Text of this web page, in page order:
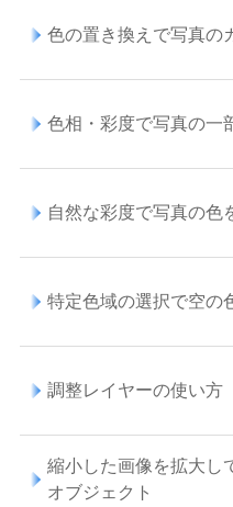
色の置き換えで写真の
色相・彩度で写真の一
自然な彩度で写真の色
特定色域の選択で空の
調整レイヤーの使い方
縮小した画像を拡大し
オブジェクト